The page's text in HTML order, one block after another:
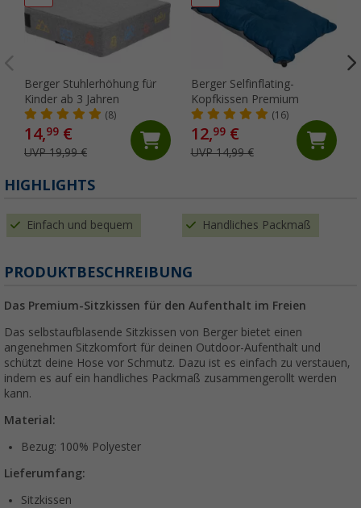
Berger Stuhlerhöhung für
Kinder ab 3 Jahren
(8)
14,99 €
UVP 19,99 €
Berger Selfinflating-
Kopfkissen Premium
(16)
12,99€
UVP 14,99 €
HIGHLIGHTS
Einfach und bequem Handliches Packmaß
PRODUKTBESCHREIBUNG
Das Premium-Sitzkissen für den Aufenthalt im Freien
Das selbstaufblasende Sitzkissen von Berger bietet einen
angenehmen Sitzkomfort für deinen Outdoor-Aufenthalt und
schützt deine Hose vor Schmutz. Dazu ist es einfach zu verstauen,
indem es auf ein handliches Packmaß zusammengerollt werden
kann.
Material:
Bezug: 100% Polyester
Lieferumfang:
Sitzkissen